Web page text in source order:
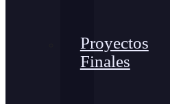
Proyectos
Finales